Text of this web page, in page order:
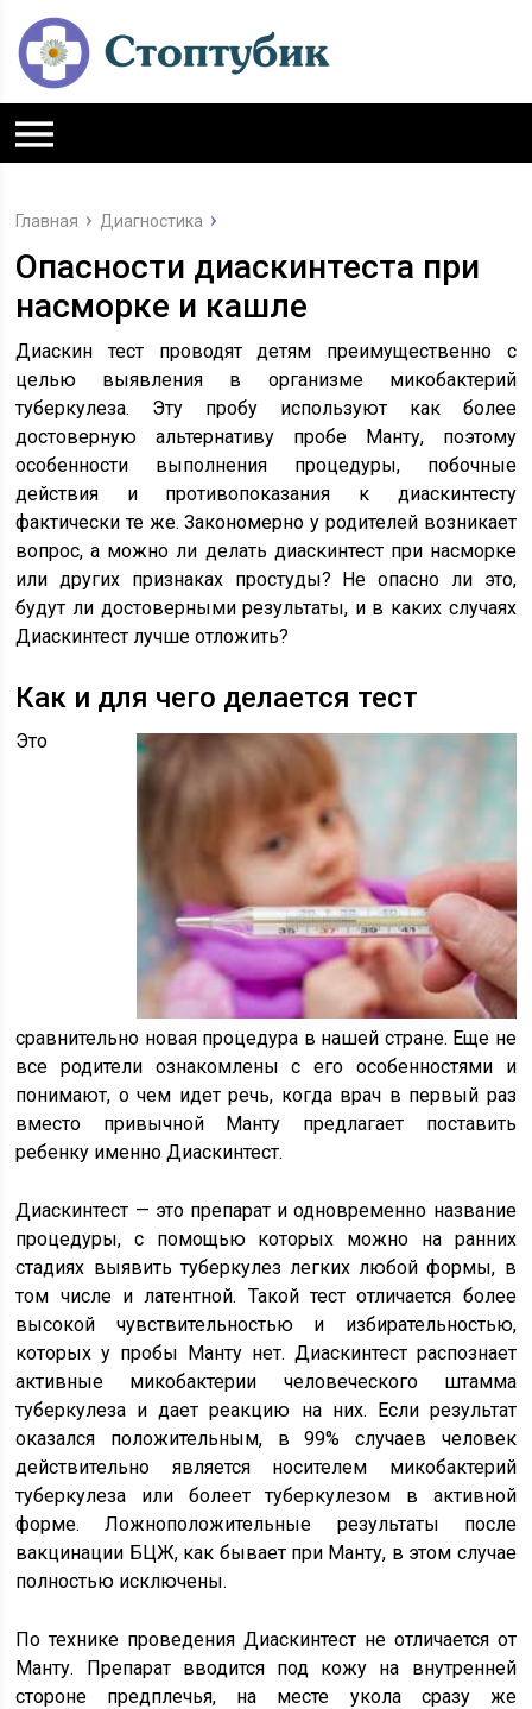
Главная Диагностика
Опасности диаскинтеста при
насморке и кашле
Диаскин тест проводят детям преимущественно с
целью выявления в организме микобактерий
туберкулеза. Эту пробу используют как более
достоверную альтернативу пробе Манту, поэтому
особенности выполнения процедуры, побочные
действия и противопоказания к диаскинтесту
фактически те же. Закономерно у родителей возникает
вопрос, а можно ли делать диаскинтест при насморке
или других признаках простуды? Не опасно ли это,
будут ли достоверными результаты, и в каких случаях
Диаскинтест лучше отложить?
Как и для чего делается тест
Это
сравнительно новая процедура в нашей стране. Еще не
все родители ознакомлены с его особенностями и
понимают, о чем идет речь, когда врач в первый раз
вместо привычной Манту предлагает поставить
ребенку именно Диаскинтест.
Диаскинтест — это препарат и одновременно название
процедуры, с помощью которых можно на ранних
стадиях выявить туберкулез легких любой формы, в
том числе и латентной. Такой тест отличается более
высокой чувствительностью и избирательностью,
которых у пробы Манту нет. Диаскинтест распознает
активные микобактерии человеческого штамма
туберкулеза и дает реакцию на них. Если результат
оказался положительным, в 99% случаев человек
действительно является носителем микобактерий
туберкулеза или болеет туберкулезом в активной
форме. Ложноположительные результаты после
вакцинации БЦЖ, как бывает при Манту, в этом случае
полностью исключены.
По технике проведения Диаскинтест не отличается от
Манту. Препарат вводится под кожу на внутренней
стороне предплечья, на месте укола сразу же